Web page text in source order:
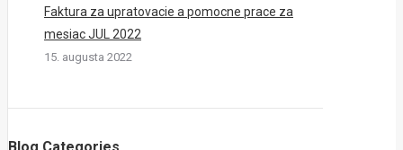
Faktura za upratovacie a pomocne prace za
mesiac JUL 2022
15. augusta 2022